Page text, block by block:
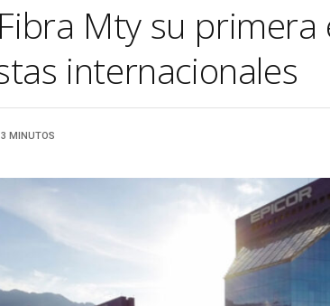
Mty su
internacionales
3 MINUTOS